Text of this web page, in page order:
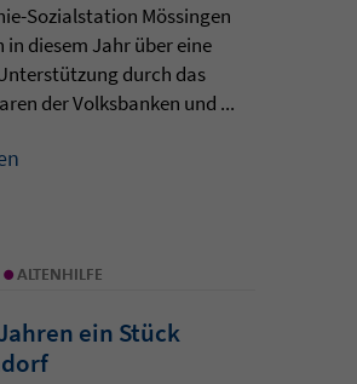
Sozialstation Mössingen
in diesem Jahr über eine
durch das
der Volksbanken und ...
• ALTENHILFE
ein Stück